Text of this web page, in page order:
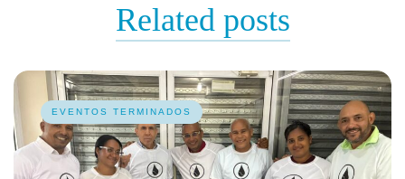
Related posts
EVENTOS TERMINADOS